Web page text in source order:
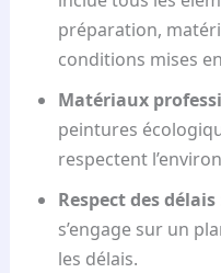
préparation,
conditions mises
Matériaux
peintures
respectent
Respect des délais
s’engage sur un
les délais.